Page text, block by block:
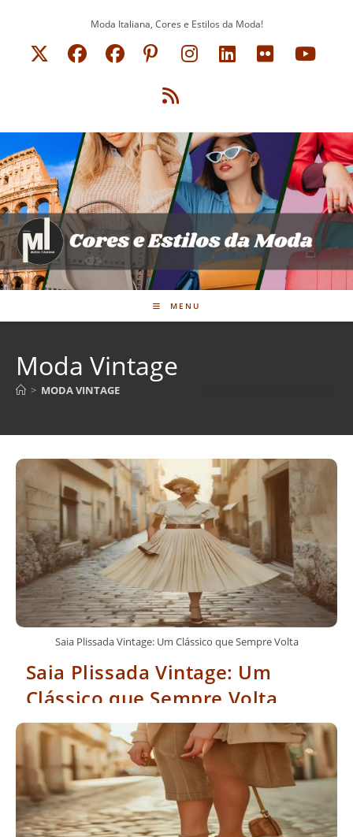
Moda Italiana, Cores e Estilos da Moda!
MENU
Moda Vintage
> MODA VINTAGE
Saia Plissada Vintage: Um Clássico que Sempre Volta
Saia Plissada Vintage: Um
Clássico que Sempre Volta